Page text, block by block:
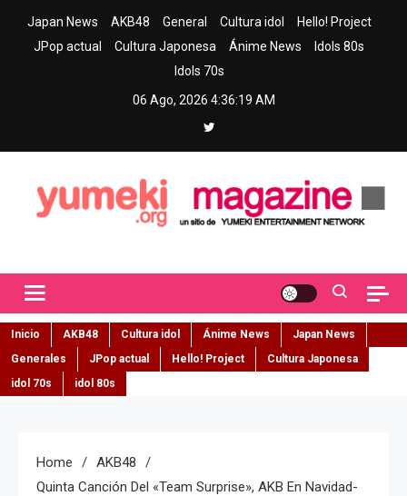
Japan News AKB48 General Cultura idol
Hello! Project
JPop actual
Cultura Japonesa Ánime News
Idols 80s
Idols 70s
06 Ago, 2026 4:36:20 AM
Inicio AKB48 Cultura idol Ánime News
Japan News
Generales
JPop actual Hello! Project
Cultura Japonesa
idol 70s
idol 80s
Home
AKB48
Quinta Canción Del «Team Surprise», AKB En Navidad-